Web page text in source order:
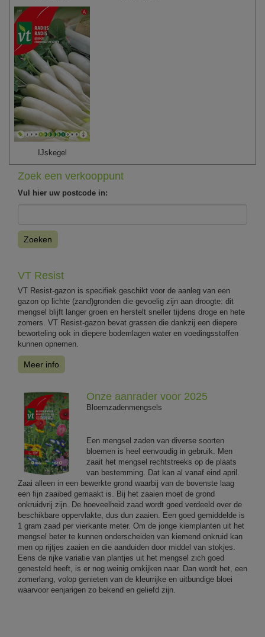
IJskegel
Zoek een verkooppunt
Vul hier uw postcode in:
Zoeken
VT Resist
VT Resist-gazon is specifiek geschikt voor de aanleg van een
gazon op lichte (zand)gronden die gevoelig zijn aan droogte: dit
mengsel blijft langer groen en herstelt sneller tijdens droge en hete
zomers. VT Resist-gazon bevat grassen die dankzij een diepere
beworteling ook in diepere bodemlagen water en voedingsstoffen
kunnen opnemen.
Meer info
Onze aanrader voor 2025
Bloemzadenmengsels
Een mengsel zaden van diverse soorten
bloemen is heel eenvoudig in gebruik. Men
zaait het mengsel rechtstreeks op de plaats
van bestemming. Dat kan al vanaf eind april.
Zaai alleen in een bewerkte grond waarbij van de bovenste laag
een fijn zaaibed gemaakt is. Bij het zaaien moet de grond
onkruidvrij zijn. De hoeveelheid zaad wordt goed verdeeld over de
beschikbare oppervlakte, dus dun zaaien. Een goed gemiddelde is
1 gram zaad per vierkante meter. Om de jonge kiemplanten uit het
mengsel beter te kunnen onderscheiden van kiemend onkruid kan
men op rijtjes zaaien en die aanduiden door middel van stokjes.
Eens de rijke variatie van plantjes uit het mengsel zich goed
genesteld heeft, is er nog weinig omkijken naar. Dan wordt het, een
zomerlang, volop genieten van de kleurrijke en uitbundige bloei
waarvoor eenjarigen zo bekend en geliefd zijn.